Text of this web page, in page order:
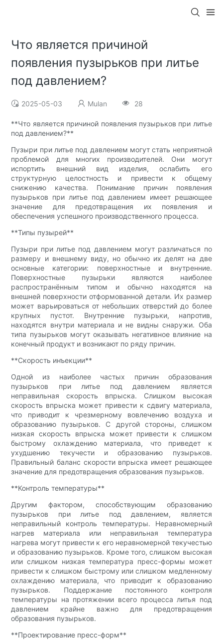
Что является причиной
появления пузырьков при литье
под давлением?
2025-05-03 Mulan 28
**Что является причиной появления пузырьков при литье
под давлением?**
Пузыри при литье под давлением могут стать неприятной
проблемой для многих производителей. Они могут
испортить внешний вид изделия, ослабить его
структурную целостность и привести к общему
снижению качества. Понимание причин появления
пузырьков при литье под давлением имеет решающее
значение для предотвращения их появления и
обеспечения успешного производственного процесса.
**Типы пузырей**
Пузыри при литье под давлением могут различаться по
размеру и внешнему виду, но обычно их делят на две
основные категории: поверхностные и внутренние.
Поверхностные пузырьки являются наиболее
распространённым типом и обычно находятся на
внешней поверхности отформованной детали. Их размер
может варьироваться от небольших отверстий до более
крупных пустот. Внутренние пузырьки, напротив,
находятся внутри материала и не видны снаружи. Оба
типа пузырьков могут оказывать негативное влияние на
конечный продукт и возникают по ряду причин.
**Скорость инъекции**
Одной из наиболее частых причин образования
пузырьков при литье под давлением является
неправильная скорость впрыска. Слишком высокая
скорость впрыска может привести к сдвигу материала,
что приводит к чрезмерному вовлечению воздуха и
образованию пузырьков. С другой стороны, слишком
низкая скорость впрыска может привести к слишком
быстрому охлаждению материала, что приведет к
ухудшению текучести и образованию пузырьков.
Правильный баланс скорости впрыска имеет решающее
значение для предотвращения образования пузырьков.
**Контроль температуры**
Другим фактором, способствующим образованию
пузырьков при литье под давлением, является
неправильный контроль температуры. Неравномерный
нагрев материала или неправильная температура
нагрева могут привести к его неравномерной текучестью
и образованию пузырьков. Кроме того, слишком высокая
или слишком низкая температура пресс-формы может
привести к слишком быстрому или слишком медленному
охлаждению материала, что приводит к образованию
пузырьков. Поддержание постоянного контроля
температуры на протяжении всего процесса литья под
давлением крайне важно для предотвращения
образования пузырьков.
**Проектирование пресс-форм**